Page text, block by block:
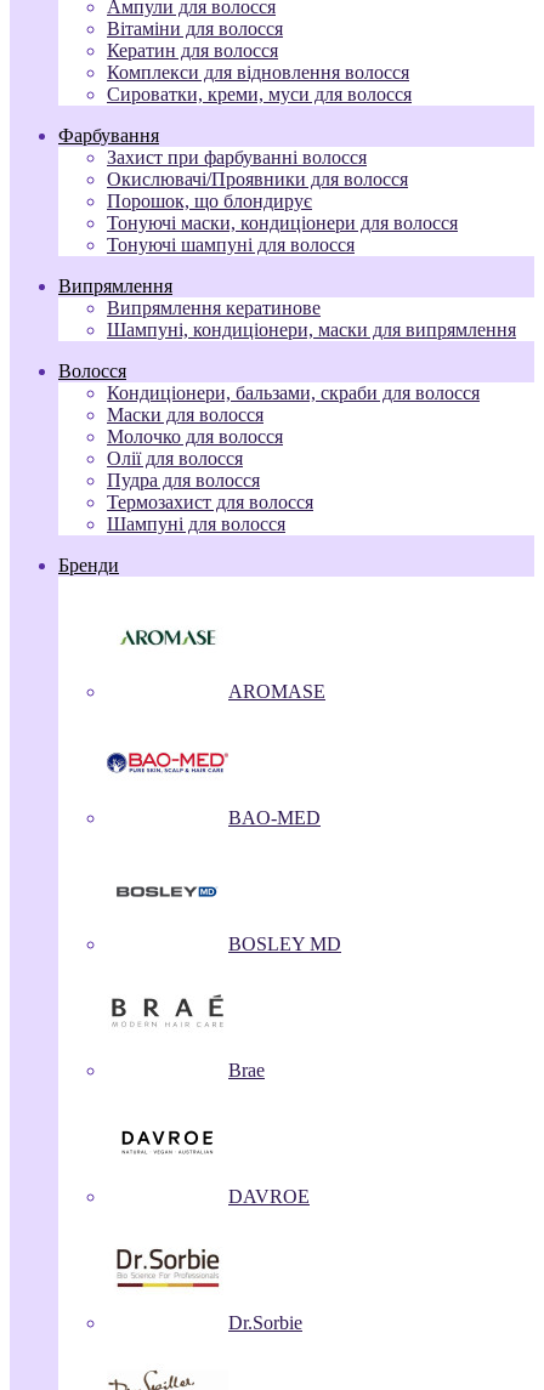
Ампули для волосся
Вітаміни для волосся
Кератин для волосся
Комплекси для відновлення волосся
Сироватки, креми, муси для волосся
Фарбування
Захист при фарбуванні волосся
Окислювачі/Проявники для волосся
Порошок, що блондирує
Тонуючі маски, кондиціонери для волосся
Тонуючі шампуні для волосся
Випрямлення
Випрямлення кератинове
Шампуні, кондиціонери, маски для випрямлення
Волосся
Кондиціонери, бальзами, скраби для волосся
Маски для волосся
Молочко для волосся
Олії для волосся
Пудра для волосся
Термозахист для волосся
Шампуні для волосся
Бренди
AROMASE
BAO-MED
BOSLEY MD
Brae
DAVROE
Dr.Sorbie